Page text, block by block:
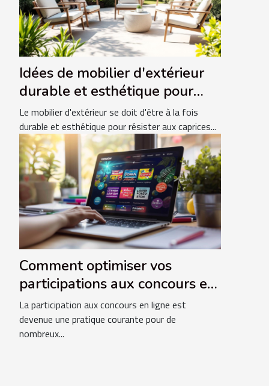
Idées de mobilier d'extérieur
durable et esthétique pour
tout climat
Le mobilier d'extérieur se doit d'être à la fois
durable et esthétique pour résister aux caprices...
Comment optimiser vos
participations aux concours en
ligne pour maximiser les gains
La participation aux concours en ligne est
devenue une pratique courante pour de
nombreux...